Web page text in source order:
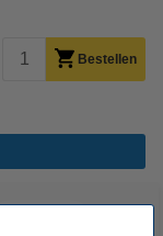
Bestellen